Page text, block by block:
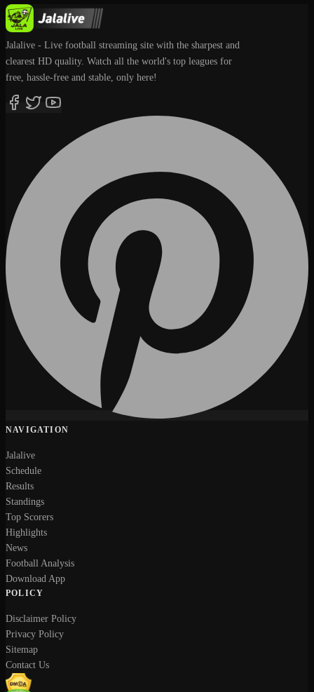
Jalalive - Live football streaming site with the sharpest and
clearest HD quality. Watch all the world's top leagues for
free, hassle-free and stable, only here!
NAVIGATION
Jalalive
Schedule
Results
Standings
Top Scorers
Highlights
News
Football Analysis
Download App
POLICY
Disclaimer Policy
Privacy Policy
Sitemap
Contact Us